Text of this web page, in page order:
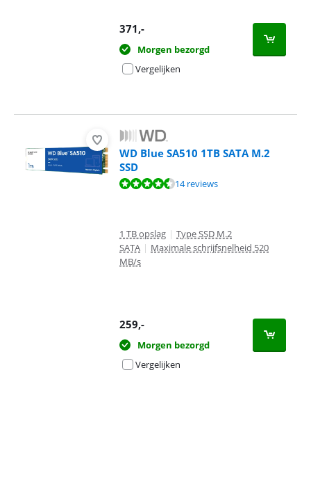
371,-
Morgen bezorgd
Vergelijken
WD Blue SA510 1TB SATA M.2
SSD
Beoordeling is 8,5 van de 10, gebaseerd op 14 reviews.
14 reviews
1 TB opslag | Type SSD M.2
SATA | Maximale schrijfsnelheid 520
MB/s
259,-
Morgen bezorgd
Vergelijken